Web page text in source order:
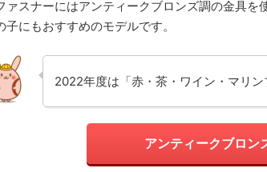
ァスナーにはアンティークブロンズ調の金具
子にもおすすめのモデルです。
2022年度は「赤・茶・ワイン・マリン
アンティークブロン